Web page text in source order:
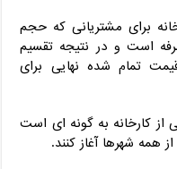
برای مشتریانی که حجم
است و در نتیجه تقسیم
تمام شده نهایی برای
از کارخانه به گونه ای است
همه شهرها آغاز کنند.